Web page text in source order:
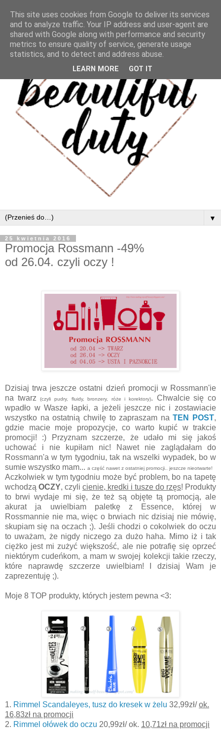
▼
25 kwietnia 2016
Promocja Rossmann -49%
od 26.04. czyli oczy !
Dzisiaj trwa jeszcze ostatni dzień promocji w Rossmann'ie
na twarz(czyli pudry, fluidy, bronzery, róże i korektory). Chwalcie się co
wpadło w Wasze łapki, a jeżeli jeszcze nic i zostawiacie
wszystko na ostatnią chwilę to zapraszam naTEN POST,
gdzie macie moje propozycje, co warto kupić w trakcie
promocji! :) Przyznam szczerze, że udało mi się jakoś
uchować i nie kupiłam nic! Nawet nie zaglądałam do
Rossmann'a w tym tygodniu, tak na wszelki wypadek, bo w
sumie wszystko mam... a część nawet z ostatniej promocji.. jeszcze nieotwarte!
Aczkolwiek w tym tygodniu może być problem, bo na tapetę
wchodzą OCZY, czyli cienie, kredki i tusze do rzęs! Produkty
to brwi wydaje mi się, że też są objęte tą promocją, ale
akurat ja uwielbiam paletkę z Essence, której w
Rossmannie nie ma, więc o brwiach nic dzisiaj nie mówię,
skupiam się na oczach ;). Jeśli chodzi o cokolwiek do oczu
to uważam, że nigdy niczego za dużo haha. Mimo iż i tak
ciężko jest mi zużyć większość, ale nie potrafię się oprzeć
niektórym cudeńkom, a mam w swojej kolekcji takie rzeczy,
które naprawdę szczerze uwielbiam! I dzisiaj Wam je
zaprezentuję ;).
Moje 8 TOP produkty, których jestem pewna <3:
1. Rimmel Scandaleyes, tusz do kresek w żelu 32,99zł/ok.
16,83zł na promocji
2. Rimmel ołówek do oczu 20,99zł/ ok. 10,71zł na promocji
This site uses cookies from Google to deliver its services
and to analyze traffic. Your IP address and user-agent are
shared with Google along with performance and security
metrics to ensure quality of service, generate usage
statistics, and to detect and address abuse.
LEARN MORE GOT IT